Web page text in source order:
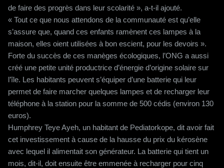
de faire des progrès dans leur scolarité », a-t-il ajouté.
« Tout ce que nous attendons de la communauté est qu’elle
s’assure que, quand ces enfants ramènent ces lampes à la
maison, elles oient utilisées à bon escient, pour les devoirs ».
Forte du succès de ces manèges écologiques, l’ONG a aussi
créé une petite unité productrice d’énergie d’origine solaire sur
l’île. Les habitants peuvent s’équiper d’une batterie qui leur
permet de faire marcher quelques lampes et de recharger leur
téléphone à la station pour la somme de 500 cédis (environ 130
euros).
Humphrey Teye Ayeh, un habitant de Pediatorkope, dit avoir fait
cet investissement à cause de la hausse du prix du kérosène
avec lequel il alimentait son générateur. La batterie qui tient un
mois, dit-il, doit ensuite être emmenée à recharger pour cinq